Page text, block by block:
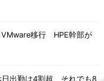
VMware移行 HPE幹部が
日出勤は4割超 それでも8